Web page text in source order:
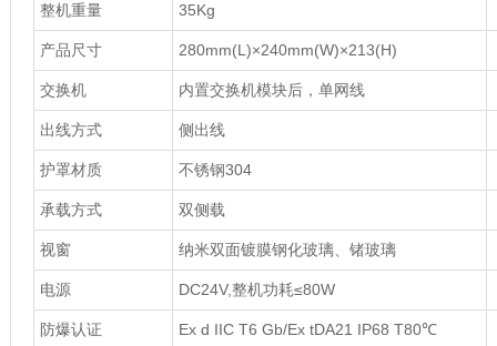
整机重量 35Kg
产品尺寸 280mm(L)×240mm(W)×213(H)
交换机 内置交换机模块后，单网线
出线方式 侧出线
护罩材质 不锈钢304
承载方式 双侧载
视窗 纳米双面镀膜钢化玻璃、锗玻璃
电源 DC24V,整机功耗≤80W
防爆认证 Ex d IIC T6 Gb/Ex tDA21 IP68 T80℃